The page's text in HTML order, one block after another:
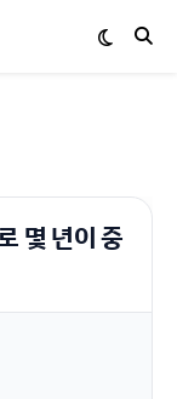
몇 년이 중